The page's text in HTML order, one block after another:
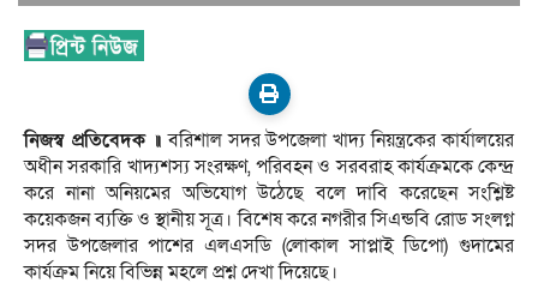
নিজস্ব প্রতিবেদক ॥ বরিশাল সদর উপজেলা খাদ্য নিয়ন্ত্রকের কার্যালয়ের
অধীন সরকারি খাদ্যশস্য সংরক্ষণ, পরিবহন ও সরবরাহ কার্যক্রমকে কেন্দ্র
করে নানা অনিয়মের অভিযোগ উঠেছে বলে দাবি করেছেন সংশ্লিষ্ট
কয়েকজন ব্যক্তি ও স্থানীয় সূত্র। বিশেষ করে নগরীর সিএন্ডবি রোড সংলগ্ন
সদর উপজেলার পাশের এলএসডি (লোকাল সাপ্লাই ডিপো) গুদামের
কার্যক্রম নিয়ে বিভিন্ন মহলে প্রশ্ন দেখা দিয়েছে।